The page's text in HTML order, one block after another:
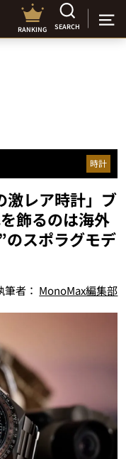
RANKING SEARCH
時計
激レア時計」ブ
飾るのは海外
のスポラグモデ
筆者： MonoMax編集部